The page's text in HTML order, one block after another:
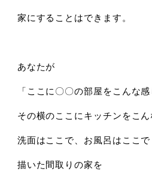
家にすることはできます。
あなたが
「ここに〇〇の部屋をこんな
その横のここにキッチンをこ
洗面はここで、お風呂はここで
描いた間取りの家を